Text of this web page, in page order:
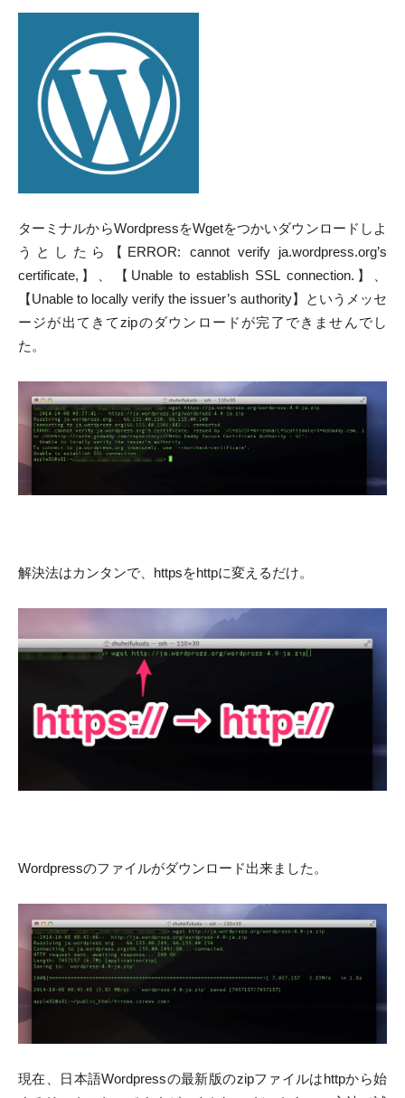
ターミナルからWordpressをWgetをつかいダウンロードしよ
うとしたら【ERROR: cannot verify ja.wordpress.org’s
certificate,】、【Unable to establish SSL connection.】、
【Unable to locally verify the issuer’s authority】というメッセ
ージが出てきてzipのダウンロードが完了できませんでし
た。
解決法はカンタンで、httpsをhttpに変えるだけ。
Wordpressのファイルがダウンロード出来ました。
現在、日本語Wordpressの最新版のzipファイルはhttpから始